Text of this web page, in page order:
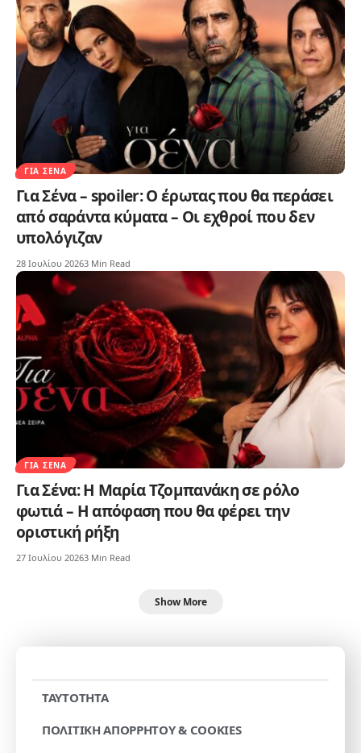
ΓΙΑ ΣΈΝΑ
Για Σένα – spoiler: Ο έρωτας που θα περάσει
από σαράντα κύματα – Οι εχθροί που δεν
υπολόγιζαν
28 Ιουλίου 20263 Min Read
ΓΙΑ ΣΈΝΑ
Για Σένα: Η Μαρία Τζομπανάκη σε ρόλο
φωτιά – Η απόφαση που θα φέρει την
οριστική ρήξη
27 Ιουλίου 20263 Min Read
Show More
TAYTOTHTA
ΠΟΛΙΤΙΚΗ ΑΠΟΡΡΗΤΟΥ & COOKIES